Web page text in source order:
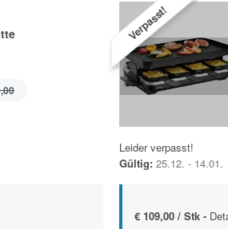
Verpasst!
Leider verpasst!
Gültig: 25.12. - 14.01.
€ 109,00 / Stk -